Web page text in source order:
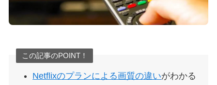
この記事のPOINT！
Netflixのプランによる画質の違いがわかる